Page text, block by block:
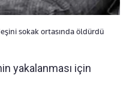
sokak ortasında öldürdü
yakalanması için